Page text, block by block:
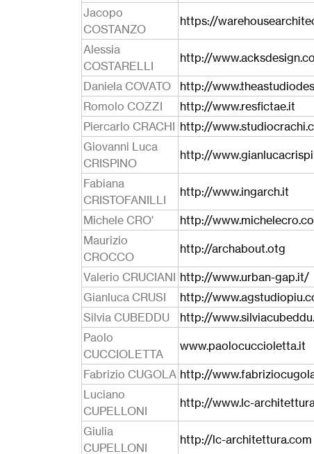
Jacopo
COSTANZO
https://
Alessia
COSTARELLI
http://
Daniela COVATO
http://
Romolo COZZI
http://www.resfictae.it
Piercarlo CRACHI http://
Giovanni Luca
CRISPINO
http://
Fabiana
CRISTOFANILLI
http://www.ingarch.it
Michele CRO'
http://
Maurizio
CROCCO
http://archabout.otg
Valerio CRUCIANI http://www.urban-gap.it/
Gianluca CRUSI
http://
Silvia CUBEDDU
http://
Paolo
CUCCIOLETTA
www.paolocuccioletta.it
Fabrizio CUGOLA http://
Luciano
CUPELLONI
http://www.lc-
Giulia
CUPELLONI
http://lc-architettura.com